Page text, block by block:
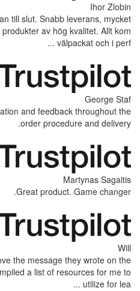
Ihor Zlobin
till slut. Snabb leverans, mycket
av hög kvalitet. Allt kom
välpackat och i perf ...
George Staf
and feedback throughout the
order procedure and delivery.
Martynas Sagaitis
Great product. Game changer.
Will
the message they wrote on the
a list of resources for me to
utilize for lea ...